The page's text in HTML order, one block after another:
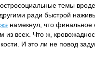
темы
ради быстрой
намекнул, что финальное
всех. Что ж,
И это ли не повод